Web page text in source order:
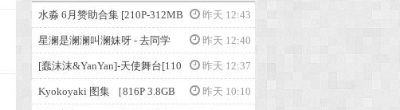
水淼 6月赞助合集 [210P-312MB 昨天 12:43
星澜是澜澜叫澜妹呀 - 去同学 昨天 12:40
[蠢沫沫&YanYan]-天使舞台[110 昨天 12:37
Kyokoyaki 图集 ［816P 3.8GB 昨天 10:10